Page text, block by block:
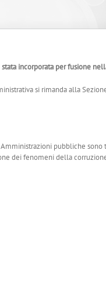
incorporata per fusione
si rimanda alla
pubbliche
dei fenomeni della